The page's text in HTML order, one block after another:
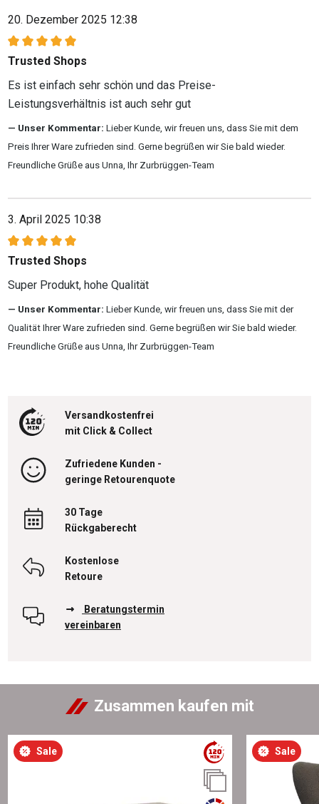
20. Dezember 2025 12:38
Bewertung mit 5 von 5 Sternen
Trusted Shops
Es ist einfach sehr schön und das Preise-
Leistungsverhältnis ist auch sehr gut
Unser Kommentar: Lieber Kunde, wir freuen uns, dass Sie mit dem
Preis Ihrer Ware zufrieden sind. Gerne begrüßen wir Sie bald wieder.
Freundliche Grüße aus Unna, Ihr Zurbrüggen-Team
3. April 2025 10:38
Bewertung mit 5 von 5 Sternen
Trusted Shops
Super Produkt, hohe Qualität
Unser Kommentar: Lieber Kunde, wir freuen uns, dass Sie mit der
Qualität Ihrer Ware zufrieden sind. Gerne begrüßen wir Sie bald wieder.
Freundliche Grüße aus Unna, Ihr Zurbrüggen-Team
Versandkostenfrei
mit Click & Collect
Zufriedene Kunden -
geringe Retourenquote
30 Tage
Rückgaberecht
Kostenlose
Retoure
Beratungstermin
vereinbaren
Zusammen kaufen mit
Sale Sale